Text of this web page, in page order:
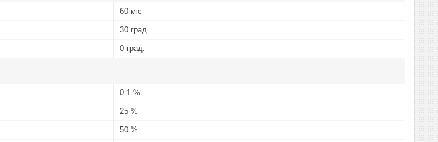
60 міс
30 град.
0 град.
0.1 %
25 %
50 %